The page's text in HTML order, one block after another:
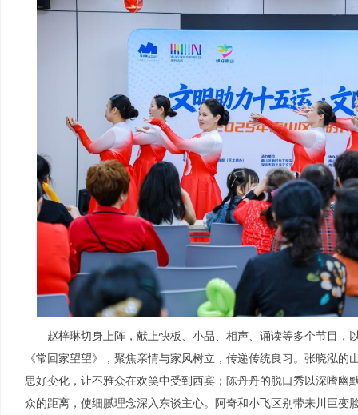
赵梓琳切身上阵，献上快板、小品、相声、诵读等多个节目，
《常回家望望》，聚焦亲情与家风树立，传递传统良习。张晓泓
思好变化，让不雅众在欢笑中受到西宾；陈丹丹的脱口秀以深嗜幽
众的距离，使细腻理念深入东谈主心。阿奇和小飞区别带来川巨变